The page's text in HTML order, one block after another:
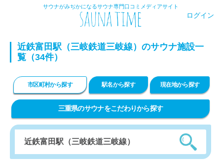
サウナがみぢかになるサウナ専門口コミメディアサイト
ログイン
近鉄富田駅（三岐鉄道三岐線）のサウナ施設一
覧（34件）
市区町村から探す 駅名から探す 現在地から探す
三重県のサウナをこだわりから探す